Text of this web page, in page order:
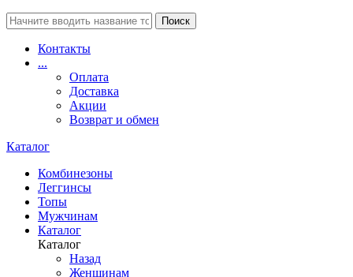
Поиск
Контакты
...
Оплата
Доставка
Акции
Возврат и обмен
Каталог
Комбинезоны
Леггинсы
Топы
Мужчинам
Каталог
Каталог
Назад
Женщинам